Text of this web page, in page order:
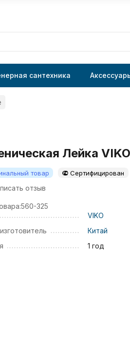
сантехника
Лейка
товар Сертифицирован
отзыв
560-325
VIKO
Китай
1 год